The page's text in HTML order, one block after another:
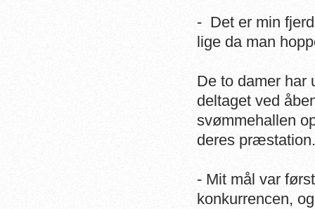
- Det er min
lige da man
De to damer har
deltaget ved
svømmehallen
deres præstation.
- Mit mål var
konkurrencen,